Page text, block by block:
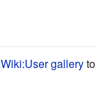
galleryto